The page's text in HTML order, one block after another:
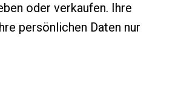
oder verkaufen. Ihre
persönlichen Daten nur